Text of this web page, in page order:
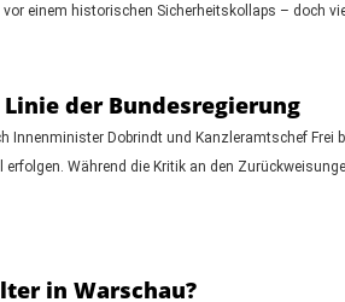
einem historischen Sicherheitskollaps – doch
der Bundesregierung
Innenminister Dobrindt und Kanzleramtschef
Während die Kritik an den
in Warschau?